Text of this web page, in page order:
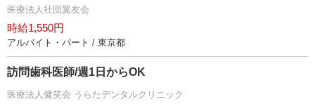
医療法人社団翼友会
時給1,550円
アルバイト・パート / 東京都
訪問歯科医師/週1日からOK
医療法人健笑会 うらたデンタルクリニック